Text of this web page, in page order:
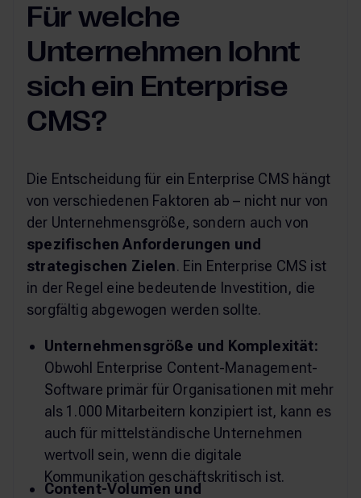
Für welche
Unternehmen lohnt
sich ein Enterprise
CMS?
Die Entscheidung für ein Enterprise CMS hängt
von verschiedenen Faktoren ab – nicht nur von
der Unternehmensgröße, sondern auch von
spezifischen Anforderungen und
strategischen Zielen. Ein Enterprise CMS ist
in der Regel eine bedeutende Investition, die
sorgfältig abgewogen werden sollte.
Unternehmensgröße und Komplexität:
Obwohl Enterprise Content-Management-
Software primär für Organisationen mit mehr
als 1.000 Mitarbeitern konzipiert ist, kann es
auch für mittelständische Unternehmen
wertvoll sein, wenn die digitale
Kommunikation geschäftskritisch ist.
Content-Volumen und